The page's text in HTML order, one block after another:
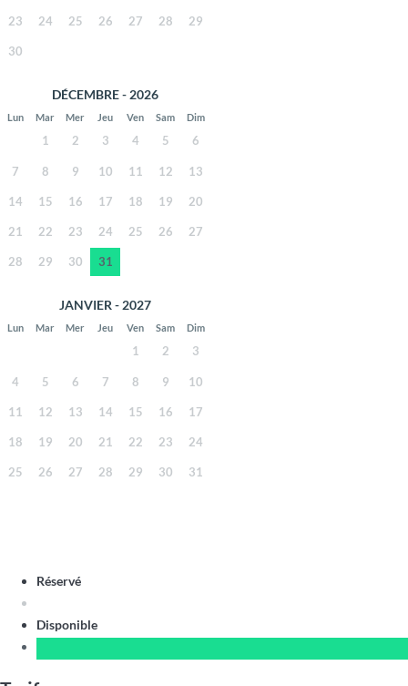
23 24 25 26 27 28 29
30
DÉCEMBRE - 2026
Lun Mar Mer Jeu Ven Sam Dim
1 2 3 4 5 6
7 8 9 10 11 12 13
14 15 16 17 18 19 20
21 22 23 24 25 26 27
28 29 30 31
JANVIER - 2027
Lun Mar Mer Jeu Ven Sam Dim
1 2 3
4 5 6 7 8 9 10
11 12 13 14 15 16 17
18 19 20 21 22 23 24
25 26 27 28 29 30 31
Réservé
Disponible